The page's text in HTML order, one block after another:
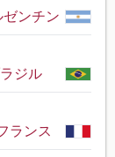
ゼンチン
ジル
ランス